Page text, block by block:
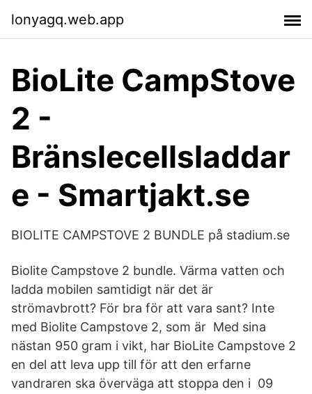
lonyagq.web.app
BioLite CampStove
2 -
Bränslecellsladdar
e - Smartjakt.se
BIOLITE CAMPSTOVE 2 BUNDLE på stadium.se
Biolite Campstove 2 bundle. Värma vatten och
ladda mobilen samtidigt när det är
strömavbrott? För bra för att vara sant? Inte
med Biolite Campstove 2, som är Med sina
nästan 950 gram i vikt, har BioLite Campstove 2
en del att leva upp till för att den erfarne
vandraren ska överväga att stoppa den i 09